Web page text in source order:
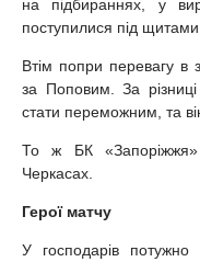
на підбираннях, у
поступилися під щитами.
Втім попри перевагу в
за Поповим. За
стати переможним, та
То ж БК
Черкасах.
Герої матчу
У господарів потужно